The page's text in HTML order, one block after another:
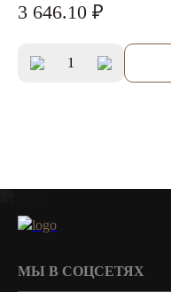
3 646.10 ₽
МЫ В СОЦСЕТЯХ